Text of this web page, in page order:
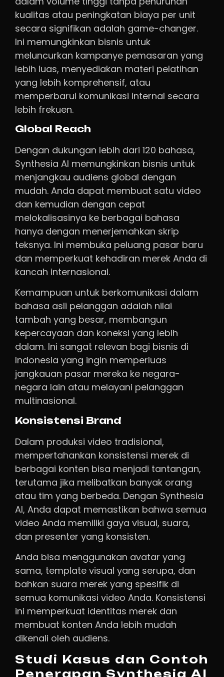
kualitas atau peningkatan biaya per unit
secara signifikan adalah game-changer.
Ini memungkinkan bisnis untuk
meluncurkan kampanye pemasaran yang
lebih luas, menyediakan materi pelatihan
yang lebih komprehensif, atau
memperbarui komunikasi internal secara
lebih frekuen.
Global Reach
Dengan dukungan lebih dari 120 bahasa,
Synthesia AI memungkinkan bisnis untuk
menjangkau audiens global dengan
mudah. Anda dapat membuat satu video
dan kemudian dengan cepat
melokalisasinya ke berbagai bahasa
hanya dengan menerjemahkan skrip
teksnya. Ini membuka peluang pasar baru
dan memperkuat kehadiran merek Anda di
kancah internasional.
Kemampuan untuk berkomunikasi dalam
bahasa asli pelanggan adalah nilai
tambah yang besar, membangun
kepercayaan dan koneksi yang lebih
dalam. Ini sangat relevan bagi bisnis di
Indonesia yang ingin memperluas
jangkauan pasar mereka ke negara-
negara lain atau melayani pelanggan
multinasional.
Konsistensi Brand
Dalam produksi video tradisional,
mempertahankan konsistensi merek di
berbagai konten bisa menjadi tantangan,
terutama jika melibatkan banyak orang
atau tim yang berbeda. Dengan Synthesia
AI, Anda dapat memastikan bahwa semua
video Anda memiliki gaya visual, suara,
dan presenter yang konsisten.
Anda bisa menggunakan avatar yang
sama, template visual yang serupa, dan
bahkan suara merek yang spesifik di
semua komunikasi video Anda. Konsistensi
ini memperkuat identitas merek dan
membuat konten Anda lebih mudah
dikenali oleh audiens.
Studi Kasus dan Contoh
Penerapan Synthesia AI